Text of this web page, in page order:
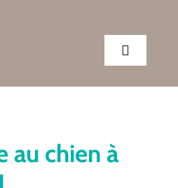
Toggle
SERVICES
au chien à